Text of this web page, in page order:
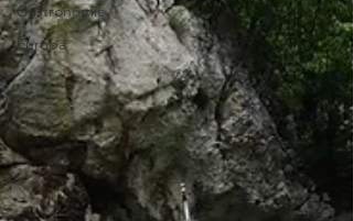
Gastronomie
Europa